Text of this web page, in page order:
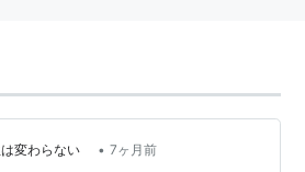
は変わらない • 7ヶ月前